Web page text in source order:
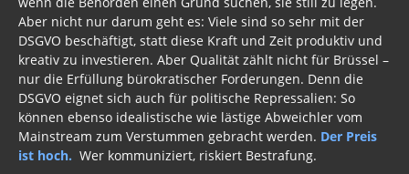
Aber nicht nur darum geht es: Viele sind so sehr mit der
DSGVO beschäftigt, statt diese Kraft und Zeit produktiv und
kreativ zu investieren. Aber Qualität zählt nicht für Brüssel –
nur die Erfüllung bürokratischer Forderungen. Denn die
DSGVO eignet sich auch für politische Repressalien: So
können ebenso idealistische wie lästige Abweichler vom
Mainstream zum Verstummen gebracht werden. Der Preis
ist hoch. Wer kommuniziert, riskiert Bestrafung.